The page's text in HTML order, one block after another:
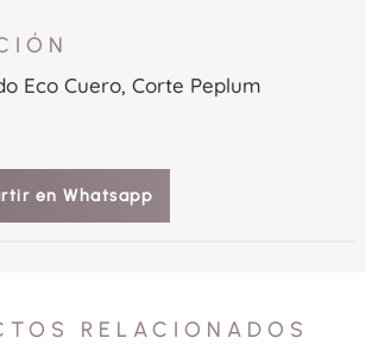
Eco Cuero, Corte Peplum
en Whatsapp
RELACIONADOS